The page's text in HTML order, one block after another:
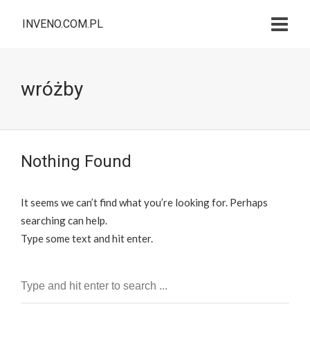
INVENO.COM.PL
wróżby
Nothing Found
It seems we can’t find what you’re looking for. Perhaps
searching can help.
Type some text and hit enter.